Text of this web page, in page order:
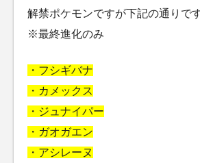
解禁ポケモンですが下記の通りです
※最終進化のみ
・フシギバナ
・カメックス
・ジュナイパー
・ガオガエン
・アシレーヌ